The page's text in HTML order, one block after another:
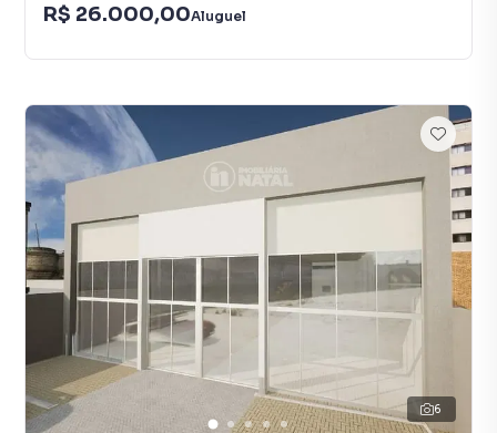
R$ 26.000,00Aluguel
6